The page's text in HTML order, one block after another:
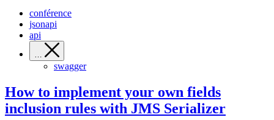
conférence
jsonapi
api
…
swagger
How to implement your own fields
inclusion rules with JMS Serializer